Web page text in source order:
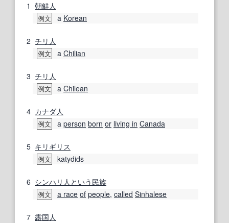
1 朝鮮人
例文 a Korean
2 チリ人
例文 a Chilian
3 チリ人
例文 a Chilean
4 カナダ人
例文 a person born or living in Canada
5 キリギリス
例文 katydids
6 シンハリ人 という 民族
例文 a race of people, called Sinhalese
7 露国人